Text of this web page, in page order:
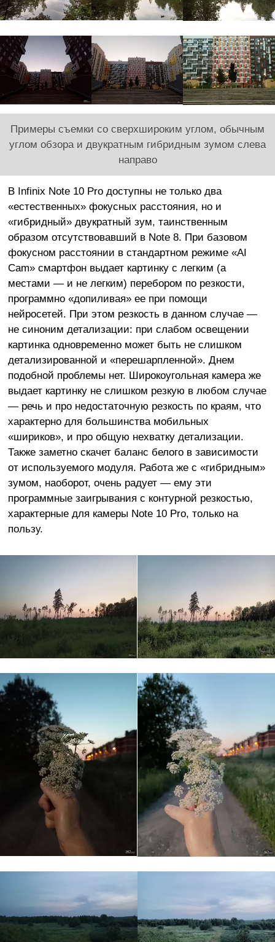
Примеры съемки со сверхшироким углом, обычным
углом обзора и двукратным гибридным зумом слева
направо
В Infinix Note 10 Pro доступны не только два
«естественных» фокусных расстояния, но и
«гибридный» двукратный зум, таинственным
образом отсутствовавший в Note 8. При базовом
фокусном расстоянии в стандартном режиме «AI
Cam» смартфон выдает картинку с легким (а
местами — и не легким) перебором по резкости,
программно «допиливая» ее при помощи
нейросетей. При этом резкость в данном случае —
не синоним детализации: при слабом освещении
картинка одновременно может быть не слишком
детализированной и «перешарпленной». Днем
подобной проблемы нет. Широкоугольная камера же
выдает картинку не слишком резкую в любом случае
— речь и про недостаточную резкость по краям, что
характерно для большинства мобильных
«шириков», и про общую нехватку детализации.
Также заметно скачет баланс белого в зависимости
от используемого модуля. Работа же с «гибридным»
зумом, наоборот, очень радует — ему эти
программные заигрывания с контурной резкостью,
характерные для камеры Note 10 Pro, только на
пользу.